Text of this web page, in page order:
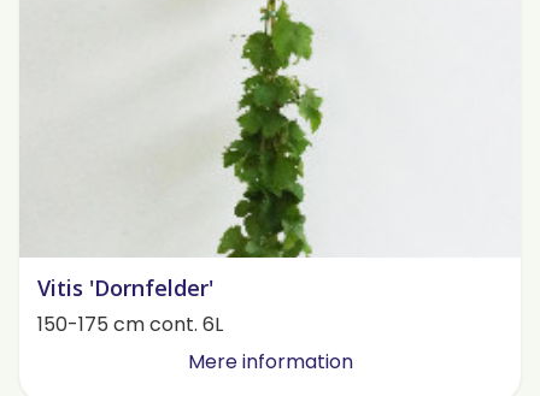
Vitis 'Dornfelder'
150-175 cm cont. 6L
Mere information